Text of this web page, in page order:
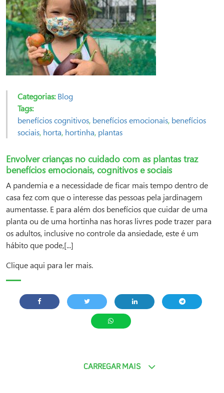
Categorias: Blog
Tags:
benefícios cognitivos, benefícios emocionais, benefícios
sociais, horta, hortinha, plantas
Envolver crianças no cuidado com as plantas traz
benefícios emocionais, cognitivos e sociais
A pandemia e a necessidade de ficar mais tempo dentro de
casa fez com que o interesse das pessoas pela jardinagem
aumentasse. E para além dos benefícios que cuidar de uma
planta ou de uma hortinha nas horas livres pode trazer para
os adultos, inclusive no controle da ansiedade, este é um
hábito que pode,[...]
Clique aqui para ler mais.
CARREGAR MAIS